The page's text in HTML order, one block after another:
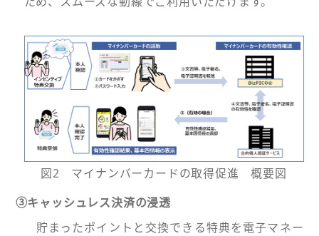
図2 マイナンバーカードの取得促進 概要図
③キャッシュレス決済の浸透
貯まったポイントと交換できる特典を電子マネー